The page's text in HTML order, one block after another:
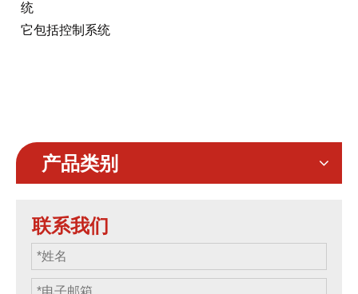
通过3步驱动和螺旋齿轮安
器的套件可用
统
它包括控制系统
产品类别
联系我们